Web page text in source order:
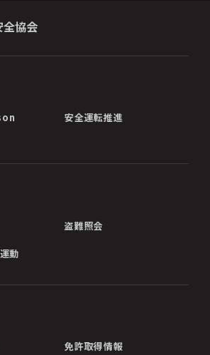
全協会
安全運転推進
盗難照会
動
免許取得情報